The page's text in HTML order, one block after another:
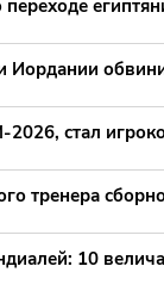
переходе
Иордании
стал
тренера
10